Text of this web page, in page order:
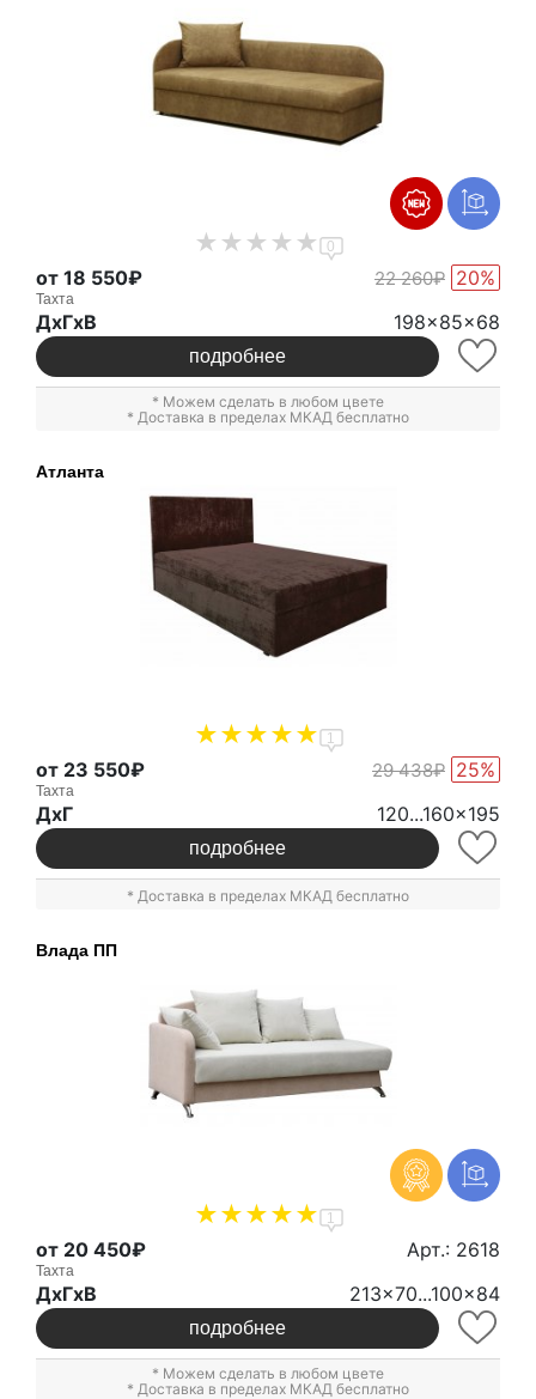
0
от 18 550₽ 22 260₽ 20%
Тахта
ДxГxВ 198x85x68
подробнее
* Можем сделать в любом цвете
* Доставка в пределах МКАД бесплатно
Атланта
1
от 23 550₽ 29 438₽ 25%
Тахта
ДxГ 120...160x195
подробнее
* Доставка в пределах МКАД бесплатно
Влада ПП
1
от 20 450₽ Арт.: 2618
Тахта
ДxГxВ 213x70...100x84
подробнее
* Можем сделать в любом цвете
* Доставка в пределах МКАД бесплатно